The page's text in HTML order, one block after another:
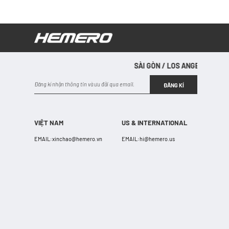
SÀI GÒN / LOS ANGELES / SÀI
ĐĂNG KÍ
VIỆT NAM
EMAIL:xinchao@hemero.vn
US & INTERNATIONAL
EMAIL:hi@hemero.us